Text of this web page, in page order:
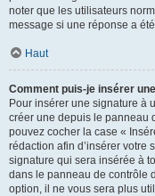
noter que les utilisateurs
message si une réponse a
Haut
Comment puis-je insérer
Pour insérer une signature à
créer une depuis le panneau
pouvez cocher la case «
rédaction afin d’insérer votre
signature qui sera insérée à
dans le panneau de contrôle
option, il ne vous sera plus